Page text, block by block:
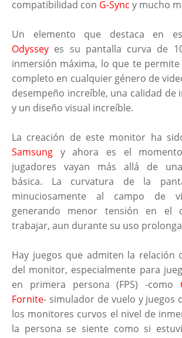
compatibilidad con G-Sync y mucho
Un elemento que destaca en
Odyssey es su pantalla curva de
inmersión máxima, lo que te
completo en cualquier género de
desempeño increíble, una calidad de
y un diseño visual increíble.
La creación de este monitor ha
Samsung y ahora es el
jugadores vayan más allá de
básica. La curvatura de la
minuciosamente al campo de
generando menor tensión en
trabajar, aun durante su uso
Hay juegos que admiten la relación
del monitor, especialmente para
en primera persona (FPS) -como
Fornite- simulador de vuelo y juegos
los monitores curvos el nivel de
la persona se siente como si